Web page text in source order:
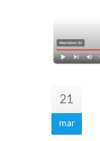
21
mar